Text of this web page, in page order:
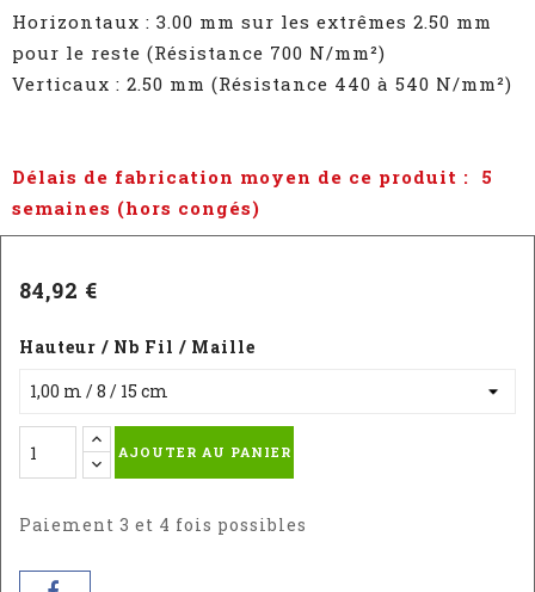
Horizontaux : 3.00 mm sur les extrêmes 2.50 mm
pour le reste (Résistance 700 N/mm²)
Verticaux : 2.50 mm (Résistance 440 à 540 N/mm²)
Délais de fabrication moyen de ce produit : 5
semaines (hors congés)
84,92 €
Hauteur / Nb Fil / Maille
AJOUTER AU PANIER
Paiement 3 et 4 fois possibles